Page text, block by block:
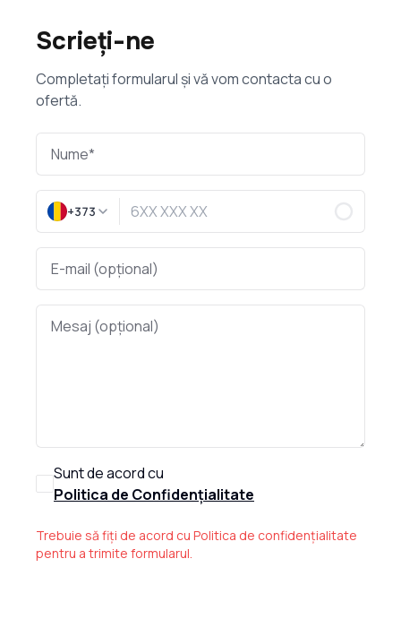
Scrieți-ne
Completați formularul și vă vom contacta cu o
ofertă.
+373
Sunt de acord cu
Politica de Confidențialitate
Trebuie să fiți de acord cu Politica de confidențialitate
pentru a trimite formularul.